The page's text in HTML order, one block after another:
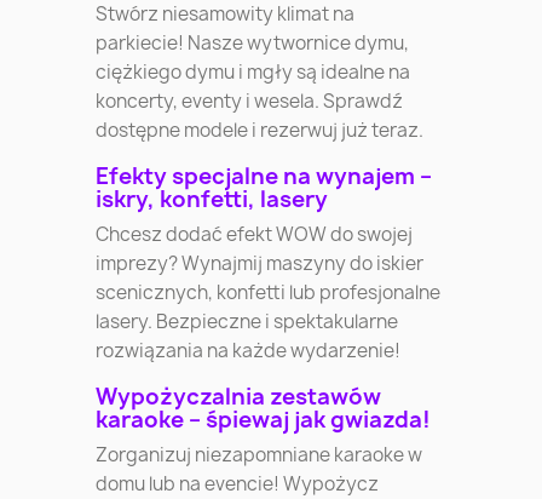
Stwórz niesamowity klimat na
parkiecie! Nasze wytwornice dymu,
ciężkiego dymu i mgły są idealne na
koncerty, eventy i wesela. Sprawdź
dostępne modele i rezerwuj już teraz.
Efekty specjalne na wynajem –
iskry, konfetti, lasery
Chcesz dodać efekt WOW do swojej
imprezy? Wynajmij maszyny do iskier
scenicznych, konfetti lub profesjonalne
lasery. Bezpieczne i spektakularne
rozwiązania na każde wydarzenie!
Wypożyczalnia zestawów
karaoke – śpiewaj jak gwiazda!
Zorganizuj niezapomniane karaoke w
domu lub na evencie! Wypożycz